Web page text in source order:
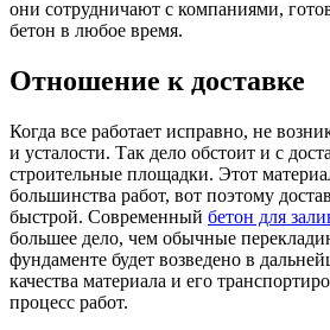
они сотрудничают с компаниями,
бетон в любое время.
Отношение к доставке
Когда все работает исправно, не
и усталости. Так дело обстоит и с
строительные площадки. Этот
большинства работ, вот поэтому
быстрой. Современный бетон для
большее дело, чем обычные
фундаменте будет возведено в
качества материала и его
процесс работ.